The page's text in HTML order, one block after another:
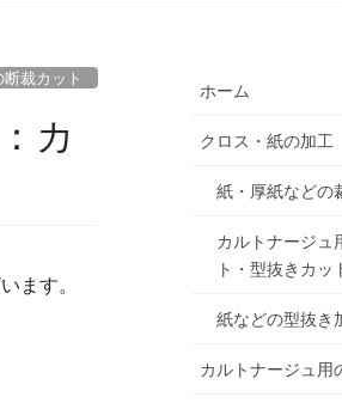
断裁カット
カ
ます。
ホーム
クロス・紙の加工
紙・厚紙などの
カルトナージュ
ト・型抜きカッ
紙などの型抜き
カルトナージュ用